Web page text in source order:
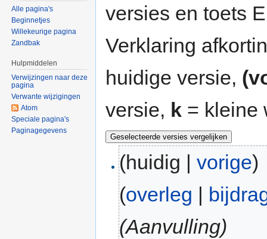
versies en toets
Verklaring
huidige versie,
versie, k = kleine
(huidig |vorige)
(overleg |
(Aanvulling)
Alle pagina's
Beginnetjes
Willekeurige pagina
Zandbak
Hulpmiddelen
Verwijzingen naar deze
pagina
Verwante wijzigingen
Atom
Speciale pagina's
Paginagegevens